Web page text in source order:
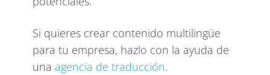
Si quieres crear contenido multilingüe
para tu empresa, hazlo con la ayuda de
unaagencia de traducción.